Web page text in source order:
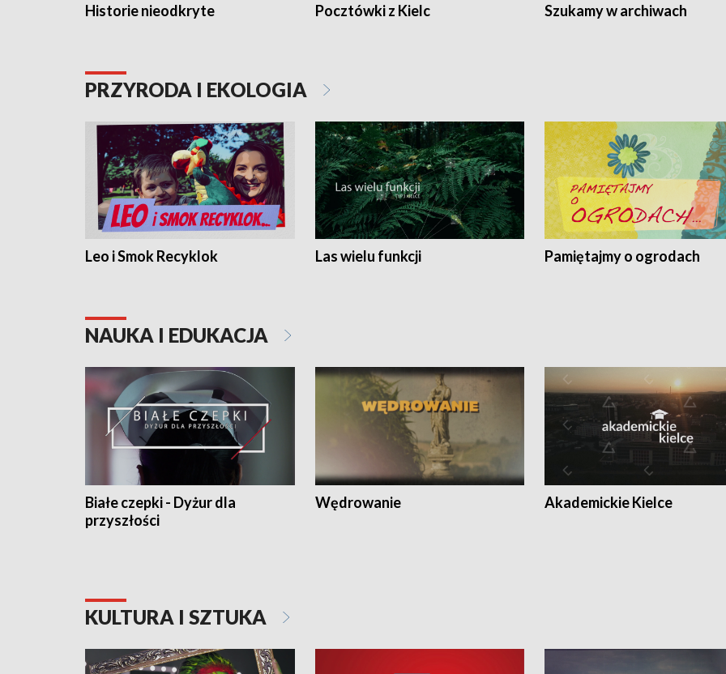
Historie nieodkryte Pocztówki z Kielc Szukamy w archiwach
PRZYRODA I EKOLOGIA
Leo i Smok Recyklok Las wielu funkcji Pamiętajmy o ogrodach
NAUKA I EDUKACJA
Białe czepki - Dyżur dla
przyszłości
Wędrowanie Akademickie Kielce
KULTURA I SZTUKA